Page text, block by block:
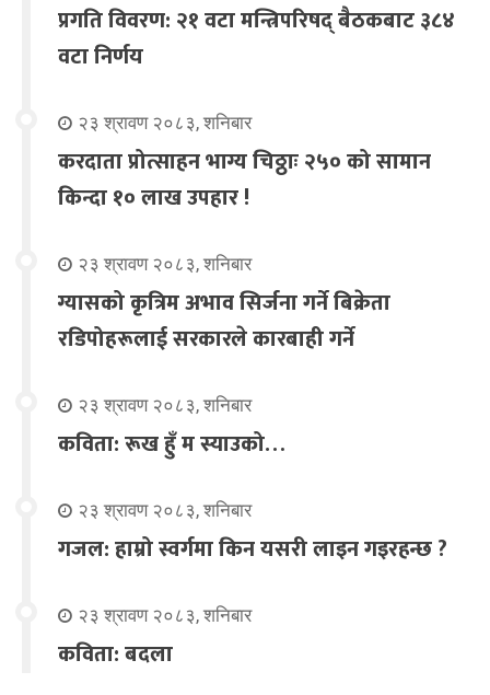
प्रगति विवरण: २१ वटा मन्त्रिपरिषद् बैठकबाट ३८४
वटा निर्णय
२३ श्रावण २०८३, शनिबार
करदाता प्रोत्साहन भाग्य चिठ्ठाः २५० को सामान
किन्दा १० लाख उपहार !
२३ श्रावण २०८३, शनिबार
ग्यासको कृत्रिम अभाव सिर्जना गर्ने बिक्रेता
रडिपोहरूलाई सरकारले कारबाही गर्ने
२३ श्रावण २०८३, शनिबार
कविता: रूख हुँ म स्याउको…
२३ श्रावण २०८३, शनिबार
गजल: हाम्रो स्वर्गमा किन यसरी लाइन गइरहन्छ ?
२३ श्रावण २०८३, शनिबार
कविता: बदला